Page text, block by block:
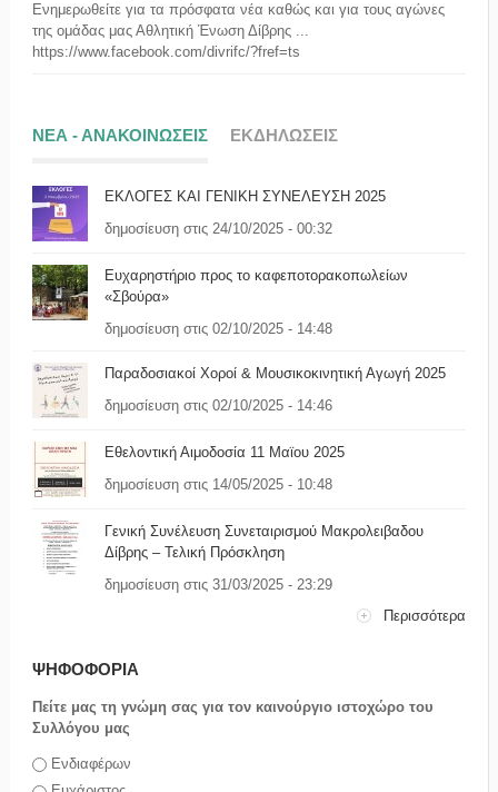
Ενημερωθείτε για τα πρόσφατα νέα καθώς και για τους αγώνες
της ομάδας μας Αθλητική Ένωση Δίβρης ...
https://www.facebook.com/divrifc/?fref=ts
ΝΕΑ - ΑΝΑΚΟΙΝΩΣΕΙΣ ΕΚΔΗΛΩΣΕΙΣ
ΕΚΛΟΓΕΣ ΚΑΙ ΓΕΝΙΚΗ ΣΥΝΕΛΕΥΣΗ 2025
δημοσίευση στις 24/10/2025 - 00:32
Ευχαρηστήριο προς το καφεποτορακοπωλείων
«Σβούρα»
δημοσίευση στις 02/10/2025 - 14:48
Παραδοσιακοί Χοροί & Μουσικοκινητική Αγωγή 2025
δημοσίευση στις 02/10/2025 - 14:46
Εθελοντική Αιμοδοσία 11 Μαϊου 2025
δημοσίευση στις 14/05/2025 - 10:48
Γενική Συνέλευση Συνεταιρισμού Μακρολειβαδου
Δίβρης – Τελική Πρόσκληση
δημοσίευση στις 31/03/2025 - 23:29
Περισσότερα
ΨΗΦΟΦΟΡΙΑ
Πείτε μας τη γνώμη σας για τον καινούργιο ιστοχώρο του
Συλλόγου μας
Επιλογές
Ενδιαφέρων